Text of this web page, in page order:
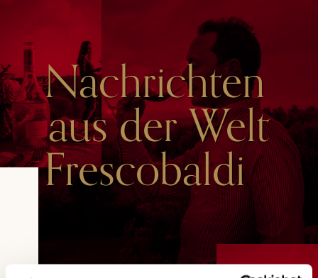
Nachrichten
aus der Welt
Frescobaldi